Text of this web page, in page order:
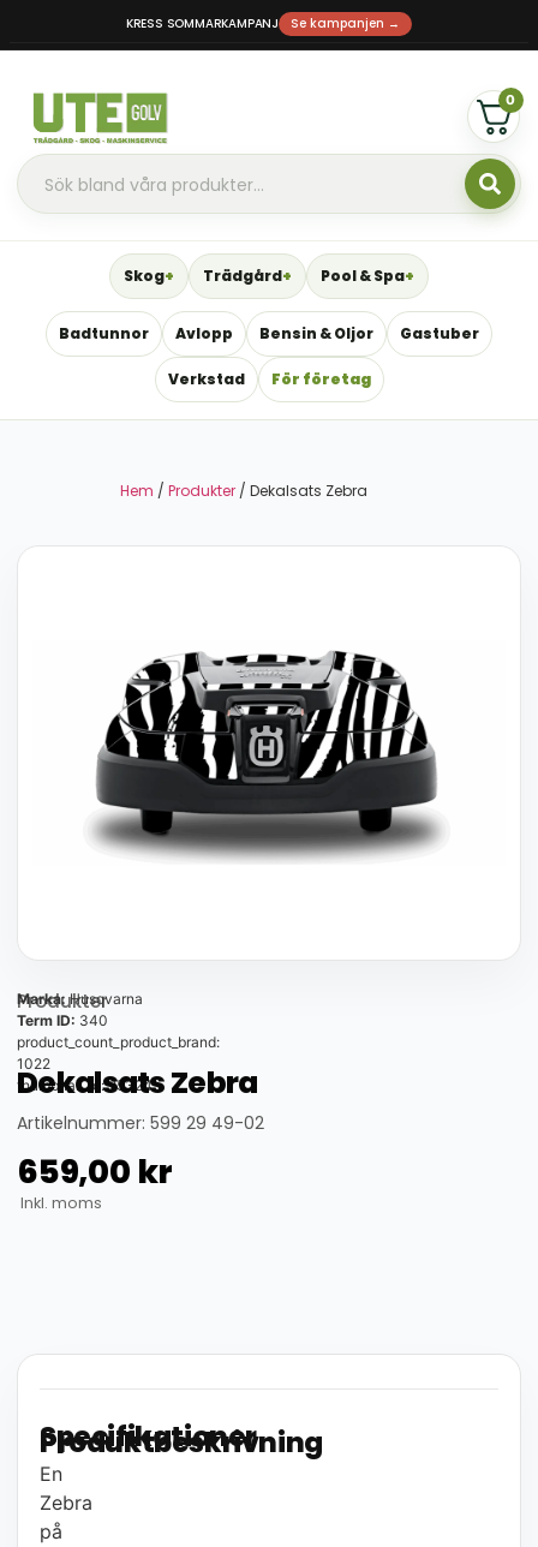
KRESS SOMMARKAMPANJ Se kampanjen →
0
Skog Trädgård Pool & Spa
Badtunnor Avlopp Bensin & Oljor Gastuber
Verkstad För företag
Hem / Produkter / Dekalsats Zebra
Produkter
Marka: Husqvarna
Term ID: 340
product_count_product_brand:
1022
thumbnail_id: 25324
Dekalsats Zebra
Artikelnummer: 599 29 49-02
659,00 kr
Inkl. moms
Produktbeskrivning
En
Zebra
på
Specifikationer